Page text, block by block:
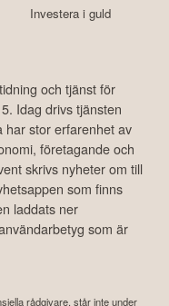
Investera i guld
och tjänst för
Idag drivs tjänsten
har stor erfarenhet av
företagande och
skrivs nyheter om till
som finns
laddats ner
som är
rådgivare, står inte under